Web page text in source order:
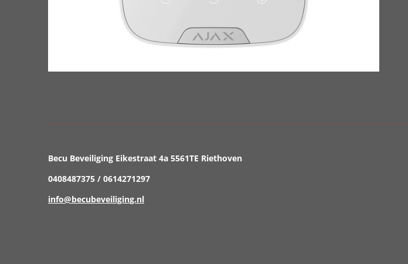
Becu Beveiliging Eikestraat 4a 5561TE Riethoven
0408487375 / 0614271297
info@becubeveiliging.nl